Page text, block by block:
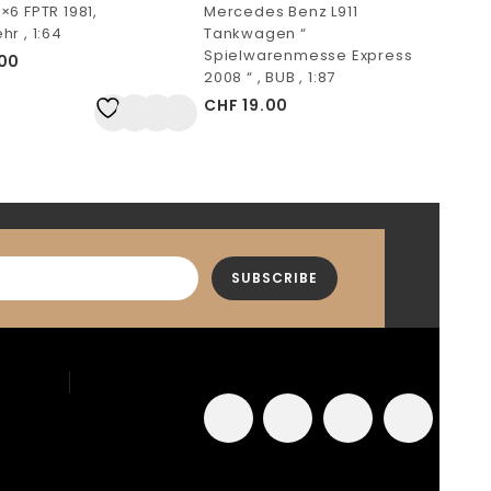
FPTR 1981,
, 1:64
Mercedes Benz L911
Tankwagen “
Spielwarenmesse Express
2008 “ , BUB , 1:87
CHF 19.00